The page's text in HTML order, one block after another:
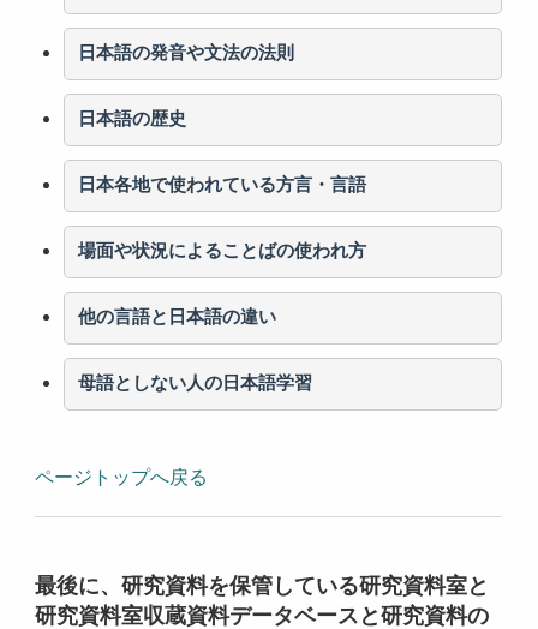
日本語の発音や文法の法則
日本語の歴史
日本各地で使われている方言・言語
場面や状況によることばの使われ方
他の言語と日本語の違い
母語としない人の日本語学習
ページトップへ戻る
最後に、研究資料を保管している研究資料室と
研究資料室収蔵資料データベースと研究資料の